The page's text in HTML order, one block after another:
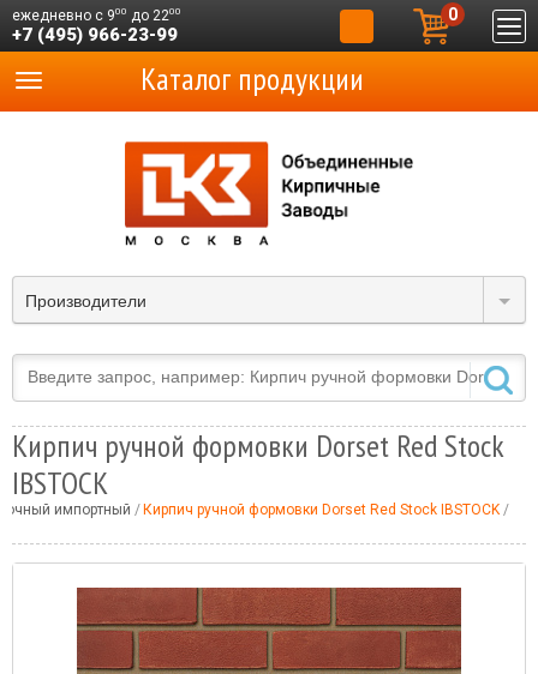
ежедневно с 900 до 2200
+7 (495) 966-23-99
0
Производители
Каталог продукции
Кирпич ручной формовки Dorset Red Stock
IBSTOCK
импортный Кирпич ручной формовки Dorset Red Stock IBSTOCK